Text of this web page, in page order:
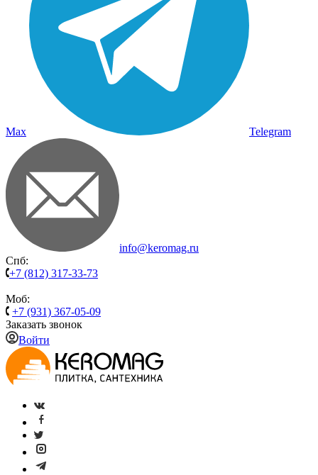
Max Telegram
info@keromag.ru
Спб:
+7 (812) 317-33-73
Моб:
+7 (931) 367-05-09
Заказать звонок
Войти